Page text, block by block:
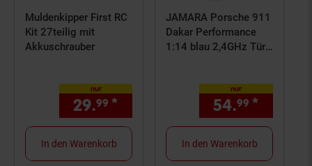
Muldenkipper First RC
Kit 27teilig mit
Akkuschrauber
nur
29.99 * € Sternchen
In den Warenkorb
JAMARA Porsche 911
Dakar Performance
1:14 blau 2,4GHz Tür
nur
54.99 *
In den Warenkorb